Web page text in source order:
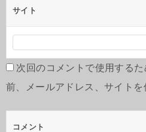
サイト
次回のコメントで使用する
前、メールアドレス、サイトを
コメント